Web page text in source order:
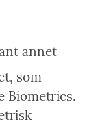
annet
som
Biometrics.